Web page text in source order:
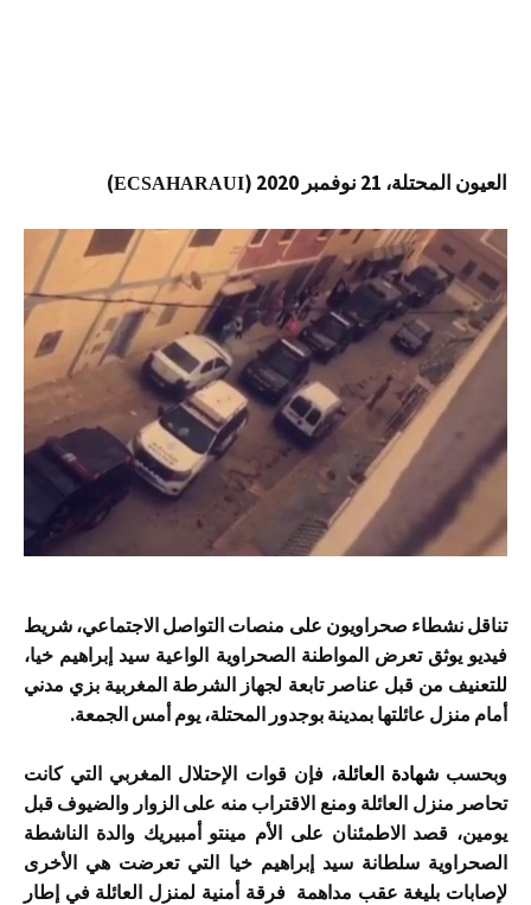
العيون المحتلة، 21 نوفمبر 2020 ( ECSAHARAUI
)
تناقل نشطاء صحراويون على منصات التواصل الاجتماعي، شريط
فيديو يوثق تعرض المواطنة الصحراوية الواعية سيد إبراهيم خيا،
للتعنيف من قبل عناصر تابعة لجهاز الشرطة المغربية بزي مدني
أمام منزل عائلتها بمدينة بوجدور المحتلة، يوم أمس الجمعة.
وبحسب شهادة العائلة، فإن قوات الإحتلال المغربي التي كانت
تحاصر منزل العائلة ومنع الاقتراب منه على الزوار والضيوف قبل
يومين، قصد الاطمئنان على الأم مينتو أمبيريك والدة الناشطة
الصحراوية سلطانة سيد إبراهيم خيا التي تعرضت هي الأخرى
لإصابات بليغة عقب مداهمة فرقة أمنية لمنزل العائلة في إطار